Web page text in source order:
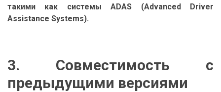
такими как системы ADAS (Advanced Driver
Assistance Systems).
3. Совместимость с
предыдущими версиями